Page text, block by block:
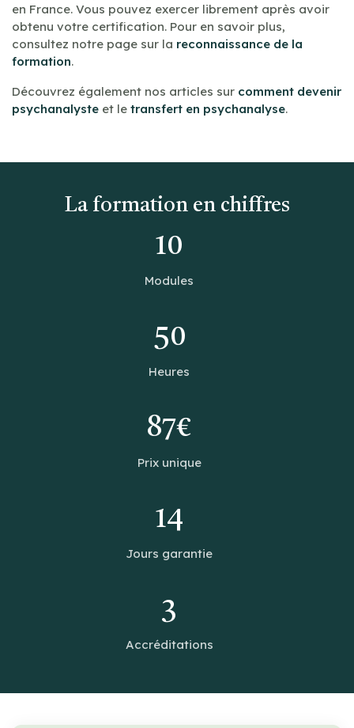
en France. Vous pouvez exercer librement après avoir
obtenu votre certification. Pour en savoir plus,
consultez notre page sur la reconnaissance de la
formation.
Découvrez également nos articles sur comment devenir
psychanalyste et le transfert en psychanalyse.
La formation en chiffres
10
Modules
50
Heures
87€
Prix unique
14
Jours garantie
3
Accréditations